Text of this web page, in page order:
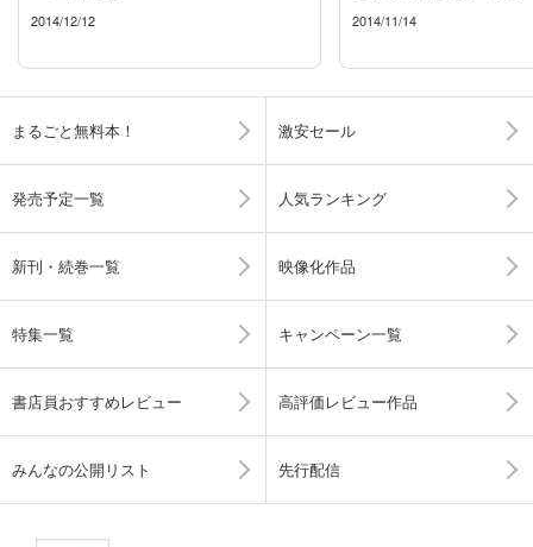
2014/12/12 2014/11/14
まるごと無料本！ 激安セール
発売予定一覧 人気ランキング
新刊・続巻一覧 映像化作品
特集一覧 キャンペーン一覧
書店員おすすめレビュー 高評価レビュー作品
みんなの公開リスト 先行配信